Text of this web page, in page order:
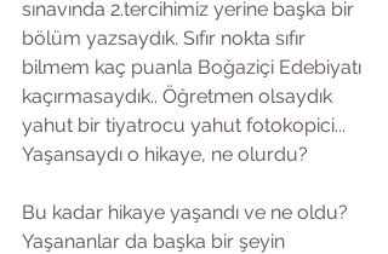
sınavında 2.tercihimiz yerine başka bir
bölüm yazsaydık. Sıfır nokta sıfır
bilmem kaç puanla Boğaziçi Edebiyatı
kaçırmasaydık.. Öğretmen olsaydık
yahut bir tiyatrocu yahut fotokopici...
Yaşansaydı o hikaye, ne olurdu?
Bu kadar hikaye yaşandı ve ne oldu?
Yaşananlar da başka bir şeyin